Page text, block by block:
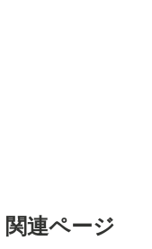
関連ページ